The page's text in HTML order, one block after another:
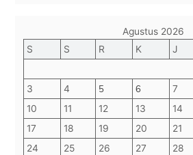
Agustus 2026
S
S R K J
3
4 5 6 7
10
11 12 13 14
17
18 19 20 21
24
25 26 27 28